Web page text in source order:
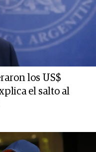
los US$
el salto al